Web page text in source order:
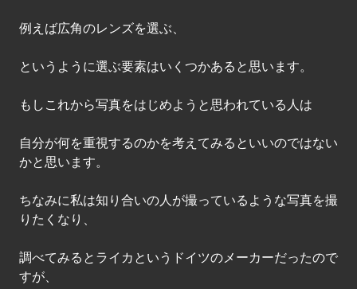
例えば広角のレンズを選ぶ、
というように選ぶ要素はいくつかあると思います。
もしこれから写真をはじめようと思われている人は
自分が何を重視するのかを考えてみるといいのではない
かと思います。
ちなみに私は知り合いの人が撮っているような写真を撮
りたくなり、
調べてみるとライカというドイツのメーカーだったので
すが、